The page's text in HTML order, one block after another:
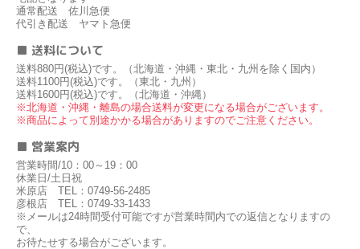
通常配送 佐川急便
代引き配送 ヤマト急便
■ 送料について
送料880円(税込)です。（北海道・沖縄・東北・九州を除く国内）
送料1100円(税込)です。（東北・九州）
送料1600円(税込)です。（北海道・沖縄）
※北海道・沖縄・離島の場合送料が変更になる場合がございます。
※商品によって別途かかる場合がありますのでご注意ください。
■ 営業案内
営業時間/10：00～19：00
休業日/土日祝
米原店 TEL：0749-56-2485
彦根店 TEL：0749-33-1433
※メールは24時間受付可能ですが営業時間内での返信となりますの
で、
お待たせする場合がございます。